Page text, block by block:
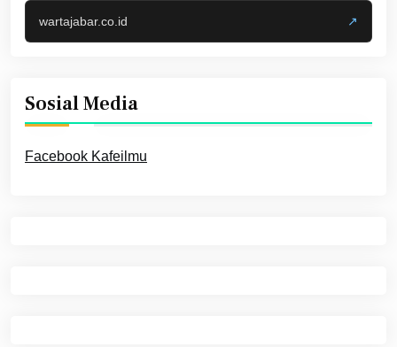
wartajabar.co.id ↗
Sosial Media
Facebook Kafeilmu